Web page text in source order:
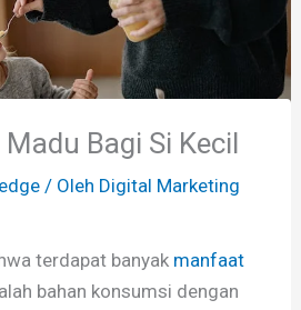
Bagi Si Kecil
/ Oleh Digital Marketing
terdapat banyak manfaat
bahan konsumsi dengan